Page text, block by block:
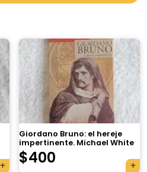
Giordano Bruno: el hereje
impertinente. Michael White
$400